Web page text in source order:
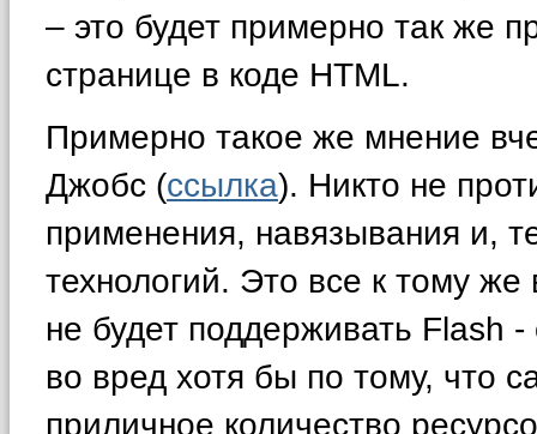
– это будет примерно так же
странице в коде HTML.
Примерно такое же мнение
Джобс (ссылка). Никто не
применения, навязывания и,
технологий. Это все к тому
не будет поддерживать Flash
во вред хотя бы по тому, что
приличное количество